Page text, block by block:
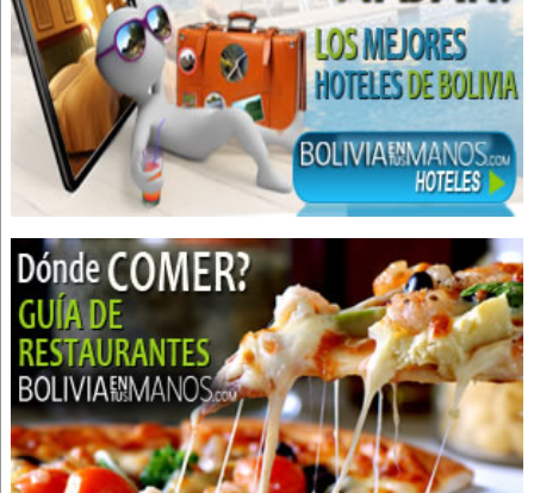
Restaurantes: Comida Mexicana
Restaurantes: Comida Rápida
Plaza de Comidas
Restaurantes: Comida Criolla
Restaurantes: Comida Internacional
Restaurantes: Pizzerías
Hamburguesas
Restaurantes: Comida Brasileña
Distribución de Alimentos
Papas fritas
Cafeterías
Ensaladas
Jamones
Jugos, Zumos